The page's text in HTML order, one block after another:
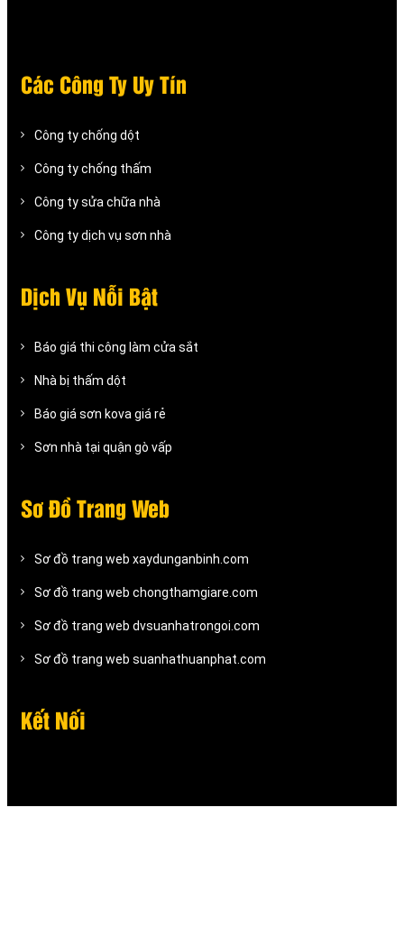
Các Công Ty Uy Tín
Công ty chống dột
Công ty chống thấm
Công ty sửa chữa nhà
Công ty dịch vụ sơn nhà
Dịch Vụ Nỗi Bật
Báo giá thi công làm cửa sắt
Nhà bị thấm dột
Báo giá sơn kova giá rẻ
Sơn nhà tại quận gò vấp
Sơ Đồ Trang Web
Sơ đồ trang web xaydunganbinh.com
Sơ đồ trang web chongthamgiare.com
Sơ đồ trang web dvsuanhatrongoi.com
Sơ đồ trang web suanhathuanphat.com
Kết Nối